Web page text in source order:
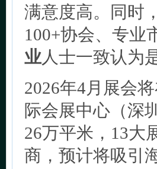
满意度高。同时
100+协会、专业
业人士一致认为
2026年4月展会
际会展中心（深
26万平米，13大
商，预计将吸引